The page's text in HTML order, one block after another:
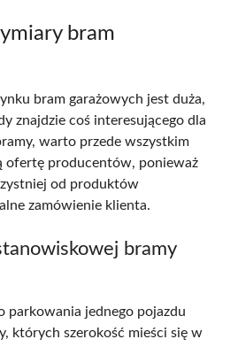
bram
bram garażowych jest duża,
znajdzie coś interesującego dla
warto przede wszystkim
ofertę producentów, ponieważ
od produktów
zamówienie klienta.
bramy
parkowania jednego pojazdu
których szerokość mieści się w